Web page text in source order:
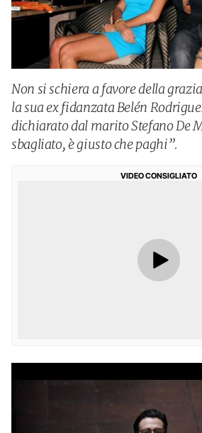
Non si schiera a favore della
la sua ex fidanzata Belén
dichiarato dal marito Stefano De
sbagliato, è giusto che paghi”.
VIDEO CONSIGLIATO